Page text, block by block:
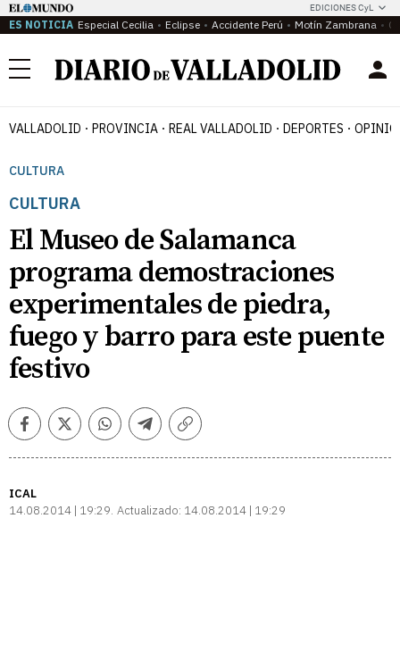
EDICIONES CyL
ES NOTICIA Especial Cecilia Eclipse Accidente Perú Motín Zambrana
Menú
VALLADOLID PROVINCIA REAL VALLADOLID DEPORTES
CULTURA
CULTURA
El Museo de Salamanca
programa demostraciones
experimentales de piedra,
fuego y barro para este puente
festivo
FacebookTwitterWhatsappTelegramCopiar
ICAL
14.08.2014 | 19:29 Actualizado: 14.08.2014 | 19:29